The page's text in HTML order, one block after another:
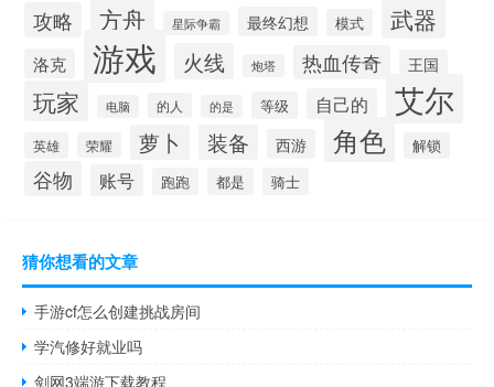
攻略 方舟 星际争霸 最终幻想 模式 武器
洛克 游戏 火线 炮塔 热血传奇 王国
玩家 电脑 的人 的是 等级 自己的 艾尔
英雄 荣耀 萝卜 装备 西游 角色 解锁
谷物 账号 跑跑 都是 骑士
猜你想看的文章
手游cf怎么创建挑战房间
学汽修好就业吗
剑网3端游下载教程